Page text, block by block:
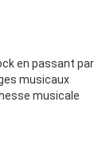
en passant par
musicaux
musicale